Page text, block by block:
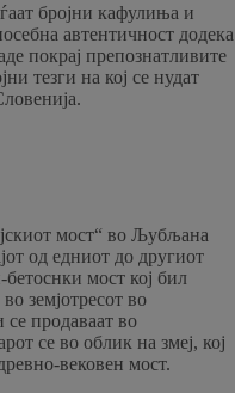
бројни кафулиња и
автентичност додека
покрај препознатливите
тезги на кој се нудат
мост“ во Љубљана
од едниот до другиот
мост кој бил
земјотресот во
продаваат во
се во облик на змеј, кој
вековен мост.